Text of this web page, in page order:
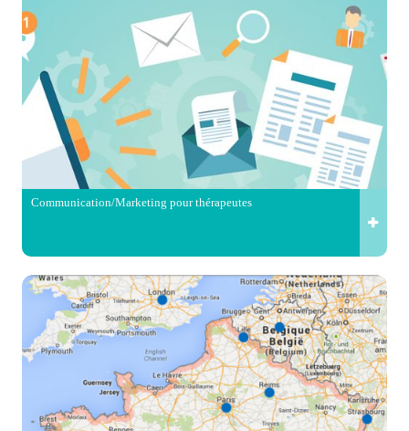
Communication/Marketing pour thérapeutes